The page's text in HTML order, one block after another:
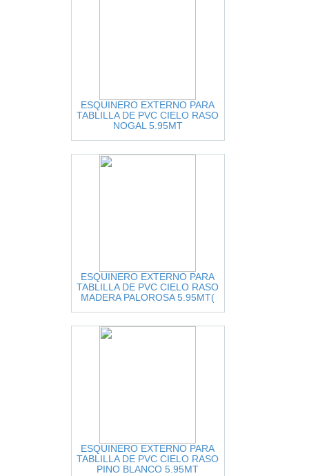
ESQUINERO EXTERNO PARA
TABLILLA DE PVC CIELO RASO
NOGAL 5.95MT
ESQUINERO EXTERNO PARA
TABLILLA DE PVC CIELO RASO
MADERA PALOROSA 5.95MT(
ESQUINERO EXTERNO PARA
TABLILLA DE PVC CIELO RASO
PINO BLANCO 5.95MT